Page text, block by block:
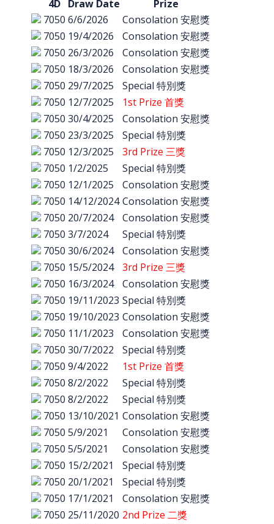
4D Draw Date
Prize
7050 6/6/2026
Consolation 安慰獎
7050 19/4/2026
Consolation 安慰獎
7050 26/3/2026
Consolation 安慰獎
7050 18/3/2026
Consolation 安慰獎
7050 29/7/2025
Special 特別獎
7050 12/7/2025
1st Prize 首獎
7050 30/4/2025
Consolation 安慰獎
7050 23/3/2025
Special 特別獎
7050 12/3/2025
3rd Prize 三獎
7050 1/2/2025
Special 特別獎
7050 12/1/2025
Consolation 安慰獎
7050 14/12/2024 Consolation 安慰獎
7050 20/7/2024
Consolation 安慰獎
7050 3/7/2024
Special 特別獎
7050 30/6/2024
Consolation 安慰獎
7050 15/5/2024
3rd Prize 三獎
7050 16/3/2024
Consolation 安慰獎
7050 19/11/2023 Special 特別獎
7050 19/10/2023 Consolation 安慰獎
7050 11/1/2023
Consolation 安慰獎
7050 30/7/2022
Special 特別獎
7050 9/4/2022
1st Prize 首獎
7050 8/2/2022
Special 特別獎
7050 8/2/2022
Special 特別獎
7050 13/10/2021 Consolation 安慰獎
7050 5/9/2021
Consolation 安慰獎
7050 5/5/2021
Consolation 安慰獎
7050 15/2/2021
Special 特別獎
7050 20/1/2021
Special 特別獎
7050 17/1/2021
Consolation 安慰獎
7050 25/11/2020 2nd Prize 二獎